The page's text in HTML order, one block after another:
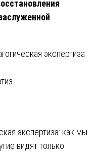
экспертиза
экспертиза: как мы
видят только